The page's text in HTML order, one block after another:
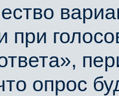
при
опрос